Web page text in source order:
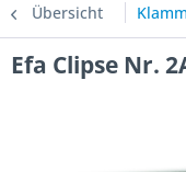
Übersicht
Efa Clipse Nr.